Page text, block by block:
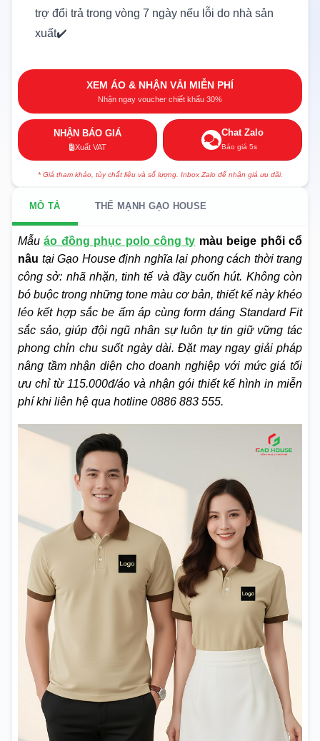
trợ đổi trả trong vòng 7 ngày nếu lỗi do nhà sản
xuất✔️
XEM ÁO & NHẬN VẢI MIỄN PHÍ
Nhận ngay voucher chiết khấu 30%
NHẬN BÁO GIÁ
Xuất VAT
Chat Zalo
Báo giá 5s
* Giá tham khảo, tùy chất liệu và số lượng. Inbox Zalo để nhận giá ưu đãi.
MÔ TẢ THẾ MẠNH GẠO HOUSE
Mẫuáo đồng phục polo công ty màu beige phối cổ
nâu tại Gạo House định nghĩa lại phong cách thời trang
công sở: nhã nhặn, tinh tế và đầy cuốn hút. Không còn
bó buộc trong những tone màu cơ bản, thiết kế này khéo
léo kết hợp sắc be ấm áp cùng form dáng Standard Fit
sắc sảo, giúp đội ngũ nhân sự luôn tự tin giữ vững tác
phong chỉn chu suốt ngày dài. Đặt may ngay giải pháp
nâng tầm nhận diện cho doanh nghiệp với mức giá tối
ưu chỉ từ 115.000đ/áo và nhận gói thiết kế hình in miễn
phí khi liên hệ qua hotline 0886 883 555.